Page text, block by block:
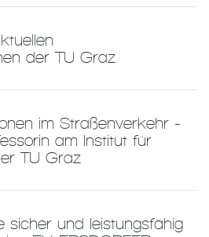
der TU Graz
im Straßenverkehr -
am Institut für
TU Graz
sicher und leistungsfähig